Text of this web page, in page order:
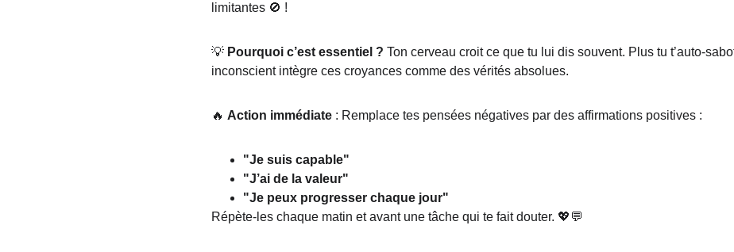
limitantes 🚫 !
💡 Pourquoi c’est essentiel ? Ton cerveau croit ce que tu lui dis souvent. Plus tu t’auto-
inconscient intègre ces croyances comme des vérités absolues.
🔥 Action immédiate : Remplace tes pensées négatives par des affirmations positives :
"Je suis capable"
"J’ai de la valeur"
"Je peux progresser chaque jour"
Répète-les chaque matin et avant une tâche qui te fait douter. 💖💬